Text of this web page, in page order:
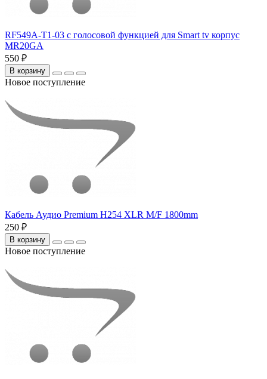
RF549A-T1-03 с голосовой функцией для Smart tv корпус
MR20GA
550 ₽
В корзину
Новое поступление
Кабель Аудио Premium H254 XLR M/F 1800mm
250 ₽
В корзину
Новое поступление